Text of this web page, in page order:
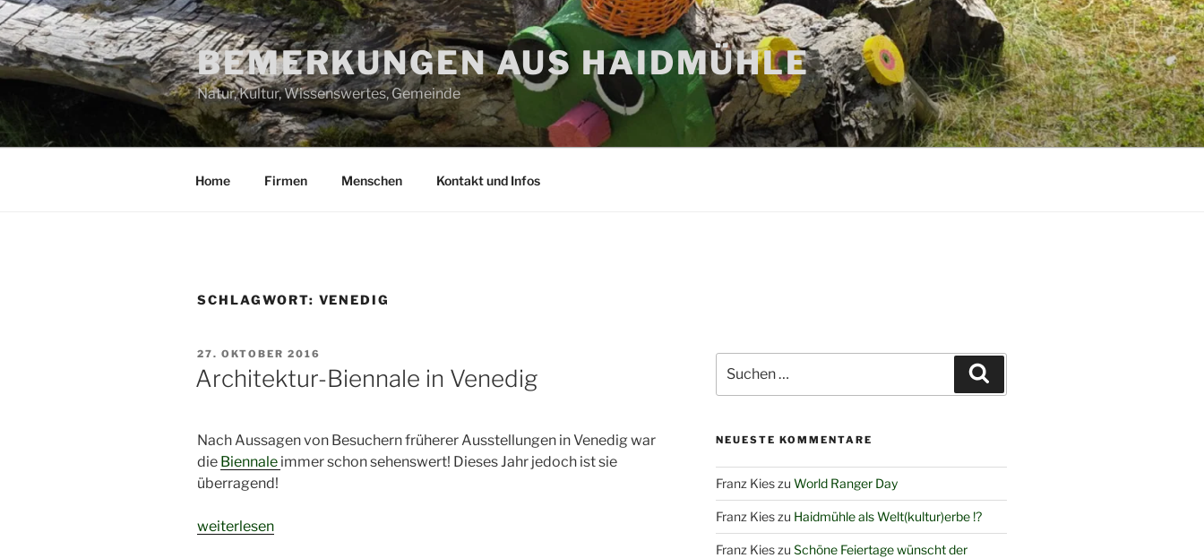
Zum
Inhalt
springen
BEMERKUNGEN AUS HAIDMÜHLE
Natur, Kultur, Wissenswertes, Gemeinde
Home Firmen Menschen Kontakt und Infos
SCHLAGWORT: VENEDIG
VERÖFFENTLICHT
AM
27. OKTOBER 2016
Architektur-Biennale in Venedig
Nach Aussagen von Besuchern früherer Ausstellungen in Venedig war
die Biennale immer schon sehenswert! Dieses Jahr jedoch ist sie
überragend!
„Architektur-
weiterlesen
nach:
NEUESTE KOMMENTARE
Franz Kieszu World Ranger Day
Franz Kieszu Haidmühle als Welt(kultur)erbe !?
Franz Kieszu Schöne Feiertage wünscht der